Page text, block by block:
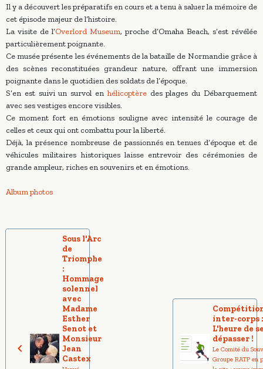
Il y a découvert les préparatifs en cours et a tenu à saluer la mémoire de
cet épisode majeur de l’histoire.
La visite de l’Overlord Museum, proche d’Omaha Beach, s’est révélée
particulièrement poignante.
Ce musée présente les événements de la bataille de Normandie grâce à
des scènes reconstituées grandeur nature, offrant une immersion
poignante dans le quotidien des soldats de l’époque.
S’en est suivi un survol enhélicoptèredes plages du Débarquement
avec ses vestiges encore visibles.
Ce moment fort en émotions souligne avec intensité le courage de
celles et ceux qui ont combattu pour la liberté.
Déjà, la présence nombreuse de passionnés en tenues d’époque et de
véhicules militaires historiques laisse entrevoir des cérémonies de
grande ampleur, riches en souvenirs et en émotions.
Album photos
Sous l'Arc
de
Triomphe
:
Hommage
solennel
avec
Madame
Esther
Senot et
Monsieur
Jean
Castex
inter-corps
L'heure de
dépasser !
Le Comité du
Groupe RATP en